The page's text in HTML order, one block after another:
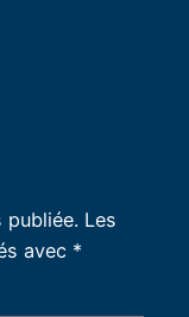
publiée. Les
avec *